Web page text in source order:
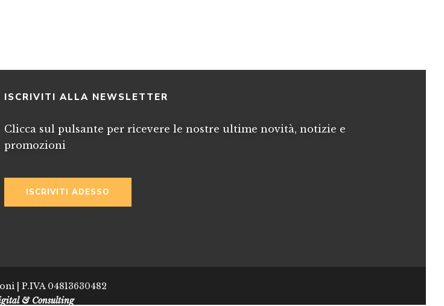
ISCRIVITI ALLA NEWSLETTER
Clicca sul pulsante per ricevere le nostre ultime novità, notizie e
promozioni
ISCRIVITI ADESSO
| P.IVA 04813630482
& Consulting